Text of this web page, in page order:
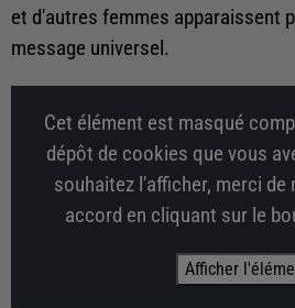
et d'autres femmes apparaissent
message universel.
Cet élément est masqué
dépôt de cookies que vous
souhaitez l'afficher, merci de
accord en cliquant sur le
Afficher